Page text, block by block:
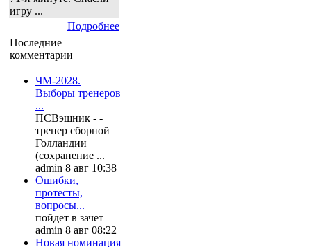
игру ...
Подробнее
Последние
комментарии
ЧМ-2028.
Выборы тренеров
...
ПСВэшник - -
тренер сборной
Голландии
(сохранение ...
admin 8 авг 10:38
Ошибки,
протесты,
вопросы...
пойдет в зачет
admin 8 авг 08:22
Новая номинация